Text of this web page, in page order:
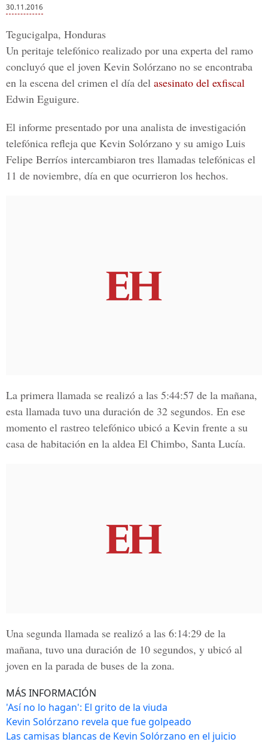
30.11.2016
Tegucigalpa, Honduras
Un peritaje telefónico realizado por una experta del ramo
concluyó que el joven Kevin Solórzano no se encontraba
en la escena del crimen el día del asesinato del exfiscal
Edwin Eguigure.
El informe presentado por una analista de investigación
telefónica refleja que Kevin Solórzano y su amigo Luis
Felipe Berríos intercambiaron tres llamadas telefónicas el
11 de noviembre, día en que ocurrieron los hechos.
La primera llamada se realizó a las 5:44:57 de la mañana,
esta llamada tuvo una duración de 32 segundos. En ese
momento el rastreo telefónico ubicó a Kevin frente a su
casa de habitación en la aldea El Chimbo, Santa Lucía.
Una segunda llamada se realizó a las 6:14:29 de la
mañana, tuvo una duración de 10 segundos, y ubicó al
joven en la parada de buses de la zona.
MÁS INFORMACIÓN
'Así no lo hagan': El grito de la viuda
Kevin Solórzano revela que fue golpeado
Las camisas blancas de Kevin Solórzano en el juicio